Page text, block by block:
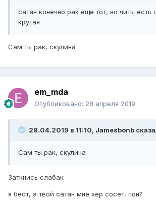
сатан конечно рак еще тот, но читы есть
крутая
Сам ты рак, скулина
em_mda
Опубликовано: 28 апреля 2019
28.04.2019 в 11:10, Jamesbonb
Сам ты рак, скулина
Заткнись слабак
я бест, а твой сатан мне хер сосет, пон?